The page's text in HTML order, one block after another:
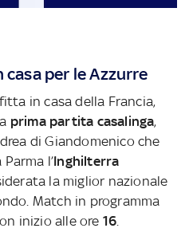
per le Azzurre
in casa della Francia,
prima partita casalinga,
di Giandomenico che
l’Inghilterra
la miglior nazionale
Match in programma
inizio alle ore 16.